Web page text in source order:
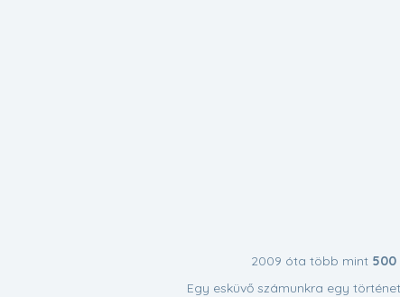
2009 óta több mint 500
Egy esküvő számunkra egy